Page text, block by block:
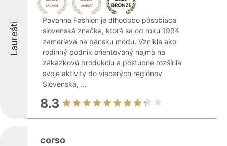
Laureáti
Pavanna Fashion je dlhodobo pôsobiaca
slovenská značka, ktorá sa od roku 1994
zameriava na pánsku módu. Vznikla ako
rodinný podnik orientovaný najmä na
zákazkovú produkciu a postupne rozšírila
svoje aktivity do viacerých regiónov
Slovenska, ...
8.3
corso